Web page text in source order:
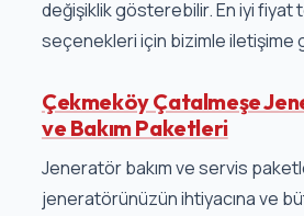
değişiklik gösterebilir. En iyi fiyat
seçenekleri için bizimle iletişime
Çekmeköy Çatalmeşe
ve Bakım Paketleri
Jeneratör bakım ve servis
jeneratörünüzün ihtiyacına ve